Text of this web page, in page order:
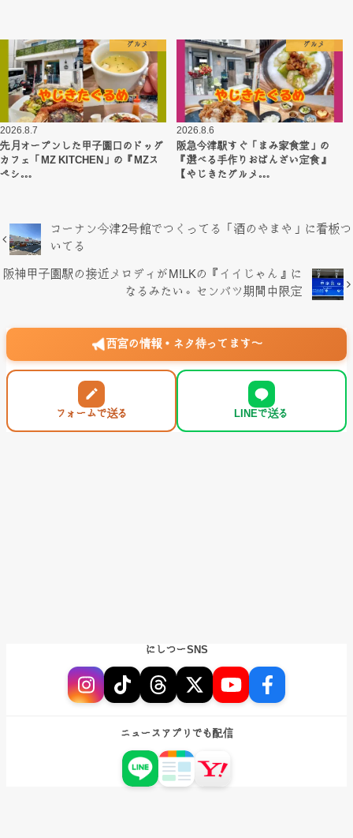
グルメ
2026.8.7
先月オープンした甲子園口のドッグ
カフェ「MZ KITCHEN」の『MZス
ペシ…
グルメ
2026.8.6
阪急今津駅すぐ「まみ家食堂」の
『選べる手作りおばんざい定食』
【やじきたグルメ…
コーナン今津2号館でつくってる「酒のやまや」に看板つ
いてる
阪神甲子園駅の接近メロディがM!LKの『イイじゃん』に
なるみたい。センバツ期間中限定
西宮の情報・ネタ待ってます〜
フォームで送る LINEで送る
にしつーSNS
ニュースアプリでも配信